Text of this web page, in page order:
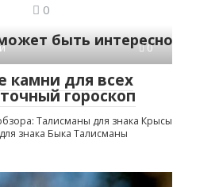
0
быть интересно
0
камни для всех
гороскоп
Талисманы для знака Крысы
знака Быка Талисманы